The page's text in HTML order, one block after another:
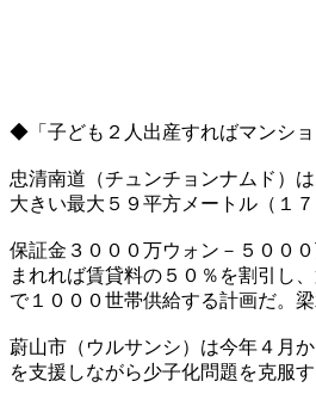
◆「子ども２人出産すればマンショ
忠清南道（チュンチョンナムド）
大きい最大５９平方メートル（１７
保証金３０００万ウォン－５００
まれれば賃貸料の５０％を割引し
で１０００世帯供給する計画だ。
蔚山市（ウルサンシ）は今年４月
を支援しながら少子化問題を克服